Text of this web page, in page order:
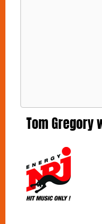
Tom Gregory